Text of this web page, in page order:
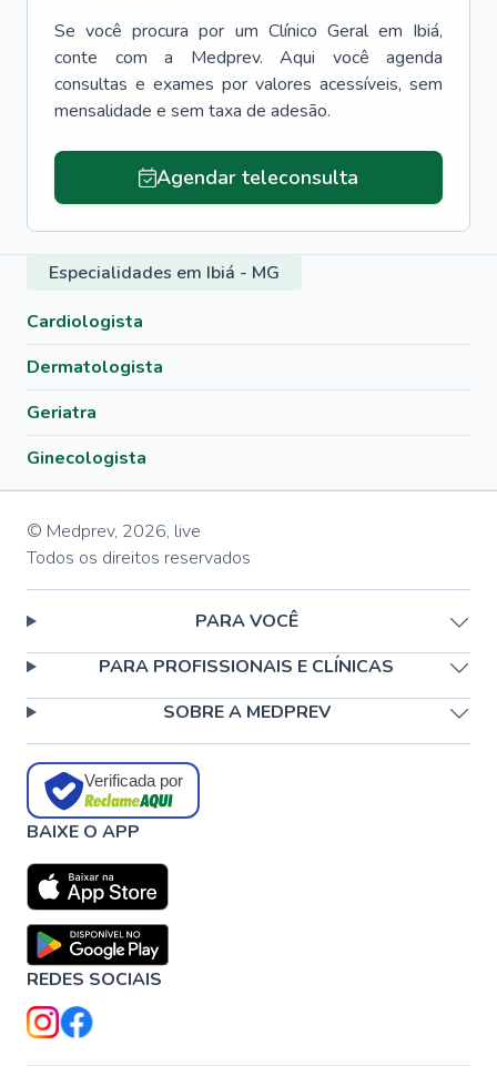
Se você procura por um Clínico Geral em Ibiá,
conte com a Medprev. Aqui você agenda
consultas e exames por valores acessíveis, sem
mensalidade e sem taxa de adesão.
Agendar teleconsulta
Especialidades em Ibiá - MG
Cardiologista
Dermatologista
Geriatra
Ginecologista
© Medprev, 2026, live
Todos os direitos reservados
PARA VOCÊ
PARA PROFISSIONAIS E CLÍNICAS
SOBRE A MEDPREV
Verificada por
BAIXE O APP
REDES SOCIAIS